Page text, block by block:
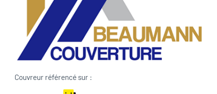
Couvreur référencé sur :